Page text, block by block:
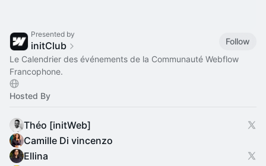
Presented by
initClub
Follow
Le Calendrier des événements de la Communauté Webflow
Francophone.
Hosted By
Théo [initWeb]
Camille Di vincenzo
Ellina